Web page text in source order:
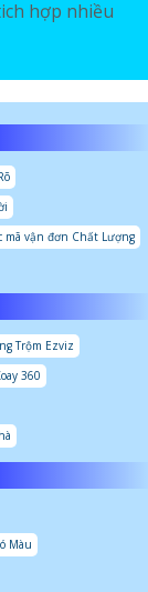
hợp nhiều
mã vận đơn Chất Lượng
Trộm Ezviz
360
Màu